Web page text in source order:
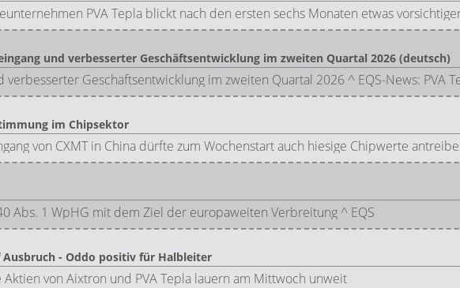
PVA Tepla blickt nach den ersten sechs Monaten etwas
und verbesserter Geschäftsentwicklung im zweiten Quartal 2026 (deutsch)
verbesserter Geschäftsentwicklung im zweiten Quartal 2026 ^ EQS-News: PVA
im Chipsektor
von CXMT in China dürfte zum Wochenstart auch hiesige Chipwerte
Abs. 1 WpHG mit dem Ziel der europaweiten Verbreitung ^ EQS
Ausbruch - Oddo positiv für Halbleiter
Aktien von Aixtron und PVA Tepla lauern am Mittwoch unweit